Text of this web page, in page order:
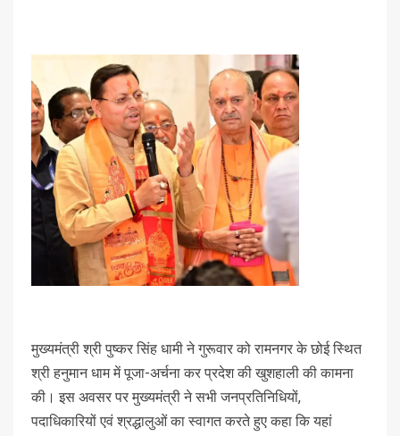
मुख्यमंत्री श्री पुष्कर सिंह धामी ने गुरूवार को रामनगर के छोई स्थित
श्री हनुमान धाम में पूजा-अर्चना कर प्रदेश की खुशहाली की कामना
की। इस अवसर पर मुख्यमंत्री ने सभी जनप्रतिनिधियों,
पदाधिकारियों एवं श्रद्धालुओं का स्वागत करते हुए कहा कि यहां